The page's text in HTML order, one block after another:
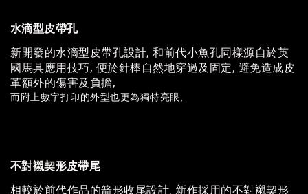
水滴型皮帶孔
新開發的水滴型皮帶孔設計, 和前代小魚孔同樣源自於英
國馬具應用技巧, 便於針棒自然地穿過及固定, 避免造成皮
革額外的傷害及負擔,
而附上數字打印的外型也更為獨特亮眼,
不對襯契形皮帶尾
相較於前代作品的箭形收尾設計, 新作採用的不對襯契形